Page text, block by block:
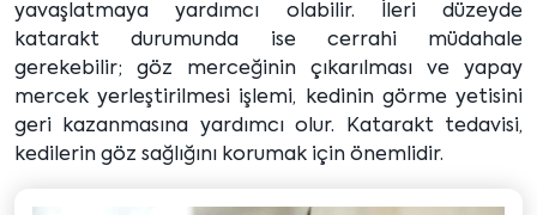
yavaşlatmaya yardımcı olabilir. İleri düzeyde
katarakt durumunda ise cerrahi müdahale
gerekebilir; göz merceğinin çıkarılması ve yapay
mercek yerleştirilmesi işlemi, kedinin görme yetisini
geri kazanmasına yardımcı olur. Katarakt tedavisi,
kedilerin göz sağlığını korumak için önemlidir.